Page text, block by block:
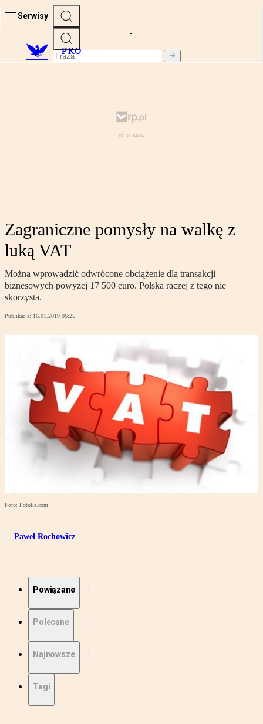
Serwisy
PRO
Zagraniczne pomysły na walkę z
luką VAT
Można wprowadzić odwrócone obciążenie dla transakcji
biznesowych powyżej 17 500 euro. Polska raczej z tego nie
skorzysta.
Publikacja: 16.01.2019 06:25
Foto: Fotolia.com
Paweł Rochowicz
Powiązane
Polecane
Najnowsze
Tagi